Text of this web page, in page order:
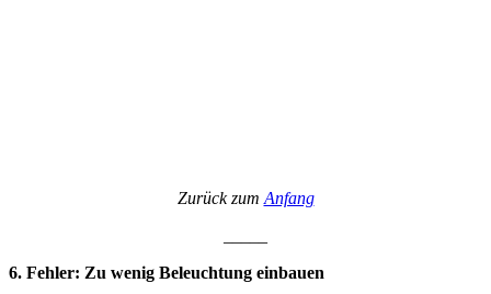
Zurück zumAnfang
6. Fehler: Zu wenig Beleuchtung einbauen